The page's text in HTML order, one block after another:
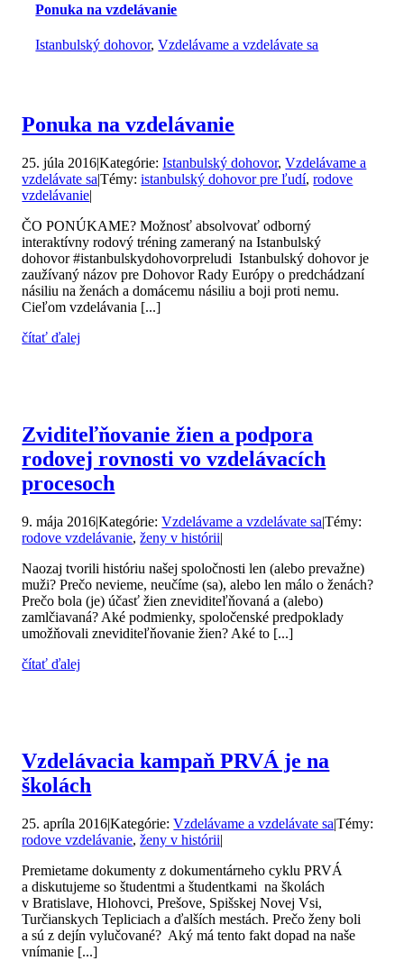
Ponuka na vzdelávanie
Istanbulský dohovor,Vzdelávame a vzdelávate sa
Ponuka na vzdelávanie
25. júla 2016|Kategórie:Istanbulský dohovor,Vzdelávame a
vzdelávate sa|Témy:istanbulský dohovor pre ľudí,rodove
vzdelávanie|
ČO PONÚKAME? Možnosť absolvovať odborný
interaktívny rodový tréning zameraný na Istanbulský
dohovor #istanbulskydohovorpreludi Istanbulský dohovor je
zaužívaný názov pre Dohovor Rady Európy o predchádzaní
násiliu na ženách a domácemu násiliu a boji proti nemu.
Cieľom vzdelávania [...]
čítať ďalej
Zviditeľňovanie žien a podpora
rodovej rovnosti vo vzdelávacích
procesoch
9. mája 2016|Kategórie:Vzdelávame a vzdelávate sa|Témy:
rodove vzdelávanie,ženy v histórii|
Naozaj tvorili históriu našej spoločnosti len (alebo prevažne)
muži? Prečo nevieme, neučíme (sa), alebo len málo o ženách?
Prečo bola (je) účasť žien zneviditeľňovaná a (alebo)
zamlčiavaná? Aké podmienky, spoločenské predpoklady
umožňovali zneviditeľňovanie žien? Aké to [...]
čítať ďalej
Vzdelávacia kampaň PRVÁ je na
školách
25. apríla 2016|Kategórie:Vzdelávame a vzdelávate sa|Témy:
rodove vzdelávanie,ženy v histórii|
Premietame dokumenty z dokumentárneho cyklu PRVÁ
a diskutujeme so študentmi a študentkami na školách
v Bratislave, Hlohovci, Prešove, Spišskej Novej Vsi,
Turčianskych Tepliciach a ďalších mestách. Prečo ženy boli
a sú z dejín vylučované? Aký má tento fakt dopad na naše
vnímanie [...]